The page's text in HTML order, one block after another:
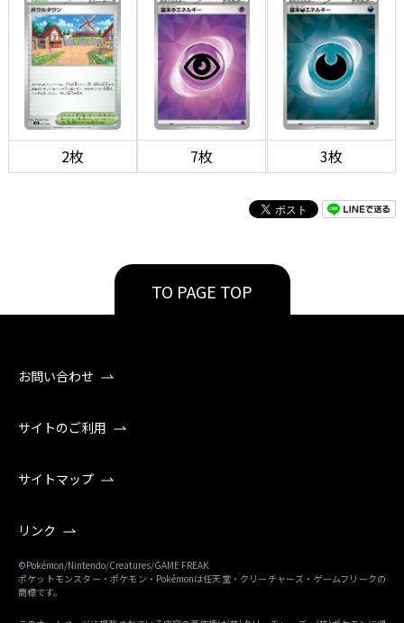
2枚 7枚 3枚
TO PAGE TOP
お問い合わせ
サイトのご利用
サイトマップ
リンク
©Pokémon/Nintendo/Creatures/GAME FREAK
ポケットモンスター・ポケモン・Pokémonは任天堂・クリーチャーズ・ゲームフリークの
商標です。